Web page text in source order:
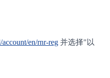
en/rnr-reg 并选择"以